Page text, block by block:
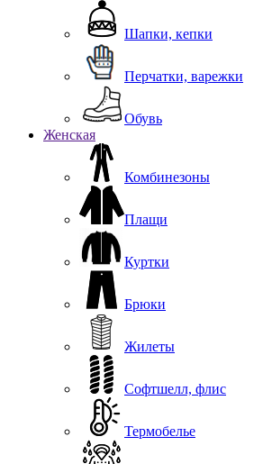
Шапки, кепки
Перчатки, варежки
Обувь
Женская
Комбинезоны
Плащи
Куртки
Брюки
Жилеты
Софтшелл, флис
Термобелье